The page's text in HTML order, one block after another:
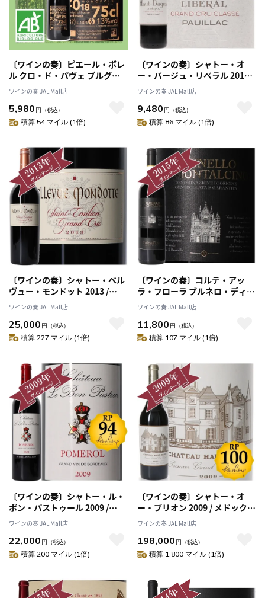
〔ワインの奏〕ピエール・ボレ
ル クロ・ド・パヴェ ブルグイ
ユ 2018/ Pierre Borel Clos de
Pavee Bourgueil
BOURGUEIL 2018
ワインの奏 JAL Mall店
5,980 円 （税込）
積算 54 マイル (1倍)
〔ワインの奏〕シャトー・オ
ー・バージュ・リベラル 2015 /
メドック格付け第５級
CINQUIEMES Grands Crus
ワインの奏 JAL Mall店
9,480 円 （税込）
積算 86 マイル (1倍)
〔ワインの奏〕シャトー・ベル
ヴュー・モンドット 2013 /
CHATEAU BELLEVUE
MONDOTTE 2013
ワインの奏 JAL Mall店
25,000 円 （税込）
積算 227 マイル (1倍)
〔ワインの奏〕コルテ・アッ
ラ・フローラ ブルネロ・ディ・
モンタルチーノDOCG 2015/
Corte Alla Flora Brunello di
Montalcino DOCG 2015
ワインの奏 JAL Mall店
11,800 円 （税込）
積算 107 マイル (1倍)
〔ワインの奏〕シャトー・ル・
ボン・パストゥール 2009 /
【RP(パーカーポイント)94点を
獲得！】
ワインの奏 JAL Mall店
22,000 円 （税込）
積算 200 マイル (1倍)
〔ワインの奏〕シャトー・オ
ー・ブリオン 2009 / メドック格
付け第１級シャトー
Premiers Grands Crus
【RP(パーカーポイント)100点
を獲得！】
ワインの奏 JAL Mall店
198,000 円 （税込）
積算 1,800 マイル (1倍)